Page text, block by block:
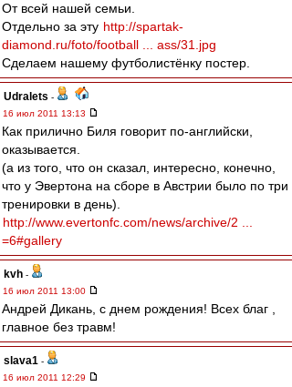
От всей нашей семьи.
Отдельно за эту http://spartak-
diamond.ru/foto/football ... ass/31.jpg
Сделаем нашему футболистёнку постер.
Udralets -
16 июл 2011 13:13
Как прилично Биля говорит по-английски,
оказывается.
(а из того, что он сказал, интересно, конечно,
что у Эвертона на сборе в Австрии было по три
тренировки в день).
http://www.evertonfc.com/news/archive/2 ...
=6#gallery
kvh -
16 июл 2011 13:00
Андрей Дикань, с днем рождения! Всех благ ,
главное без травм!
slava1 -
16 июл 2011 12:29